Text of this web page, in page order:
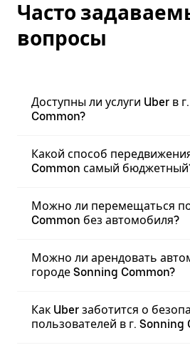
Часто
вопросы
Доступны ли услуги Uber в
Common?
Какой способ
Common самый
Можно ли перемещаться
Common без автомобиля?
Можно ли арендовать
городе Sonning Common?
Как Uber заботится о
пользователей в г. Sonning